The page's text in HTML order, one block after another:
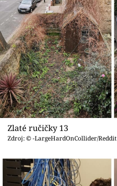
Zlaté ručičky 13
Zdroj: © -LargeHardOnCollider/Reddit